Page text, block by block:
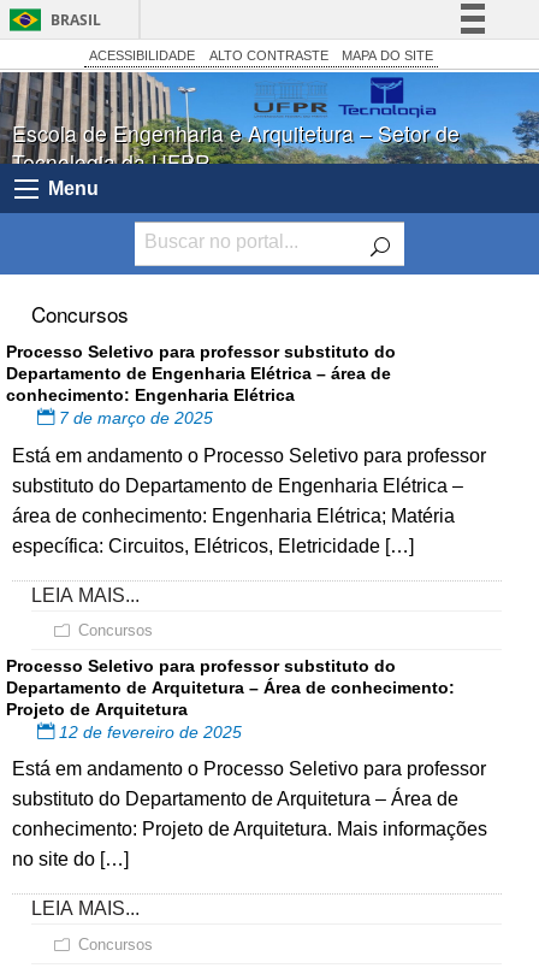
BRASIL
Simplifique!
Comunica BR
Participe
Acesso à informação
Canais
ACESSIBILIDADE ALTO CONTRASTE MAPA DO SITE
Escola de Engenharia e Arquitetura – Setor de
Tecnologia da UFPR
Menu
Concursos
Processo Seletivo para professor substituto do
Departamento de Engenharia Elétrica – área de
conhecimento: Engenharia Elétrica
7 de março de 2025
Está em andamento o Processo Seletivo para professor
substituto do Departamento de Engenharia Elétrica –
área de conhecimento: Engenharia Elétrica; Matéria
específica: Circuitos, Elétricos, Eletricidade […]
LEIA MAIS...
Concursos
Processo Seletivo para professor substituto do
Departamento de Arquitetura – Área de conhecimento:
Projeto de Arquitetura
12 de fevereiro de 2025
Está em andamento o Processo Seletivo para professor
substituto do Departamento de Arquitetura – Área de
conhecimento: Projeto de Arquitetura. Mais informações
no site do […]
LEIA MAIS...
Concursos